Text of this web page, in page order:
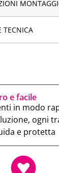
TECNICA
e facile
in modo
ogni
e protetta